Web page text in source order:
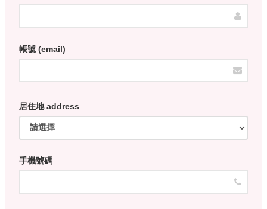
帳號 (email)
居住地 address
手機號碼